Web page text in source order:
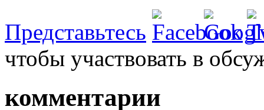
Представьтесь
чтобы участвовать в
комментарии